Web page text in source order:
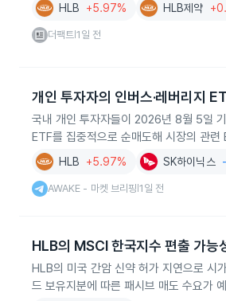
HLB +5.97% HLB제약
더팩트 |1일 전
개인 투자자의 인버스·레버리지
국내 개인 투자자들이 2026년 8월 5일
ETF를 집중적으로 순매도해 시장의 관
HLB +5.97% SK하이닉스
AWAKE - 마켓 브리핑 |1일 전
HLB의 MSCI 한국지수 편출 가능
HLB의 미국 간암 신약 허가 지연으로 시
드 보유지분에 따른 패시브 매도 수요가